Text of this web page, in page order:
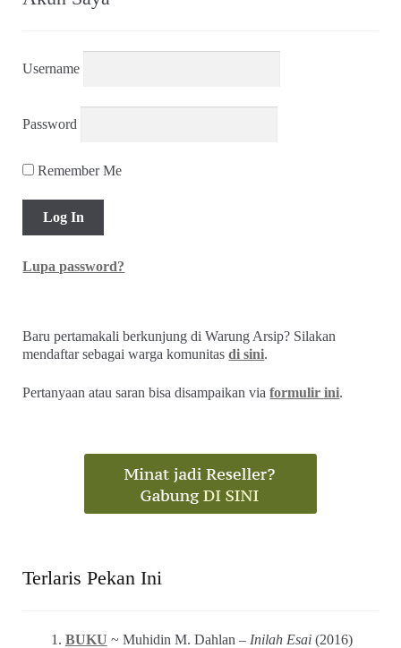
Username
Password
Remember Me
Lupa password?
Baru pertamakali berkunjung di Warung Arsip? Silakan
mendaftar sebagai warga komunitasdi sini.
Pertanyaan atau saran bisa disampaikan viaformulir ini.
Terlaris Pekan Ini
BUKU ~ Muhidin M. Dahlan – Inilah Esai(2016)